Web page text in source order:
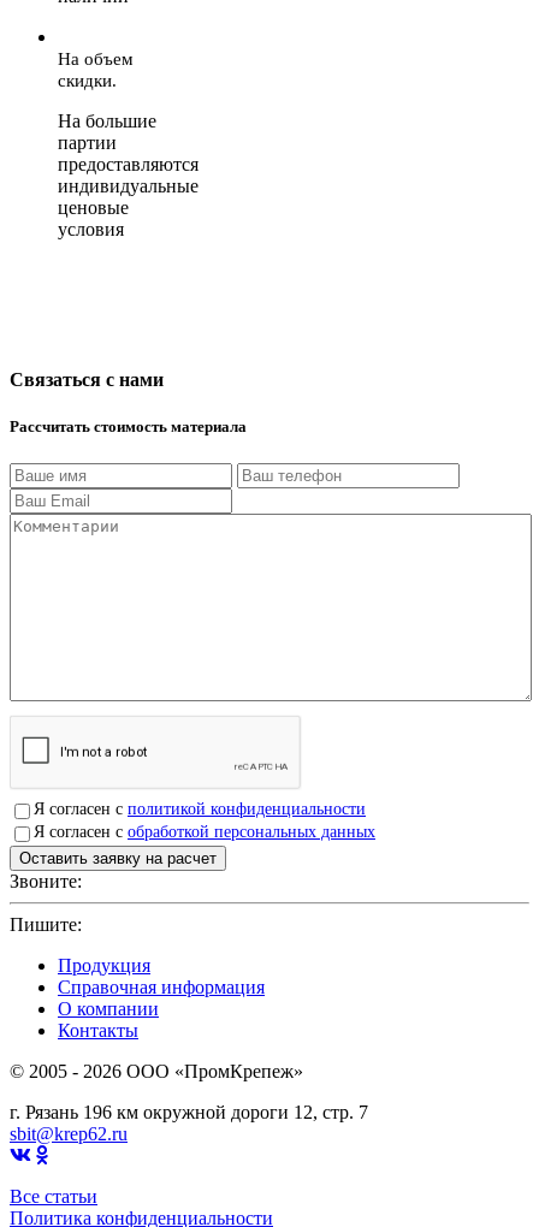
На объем
скидки.
На большие
партии
предоставляются
индивидуальные
ценовые
условия
Связаться с нами
Рассчитать стоимость материала
Я согласен с политикой конфиденциальности
Я согласен с обработкой персональных данных
Звоните:
Пишите:
Продукция
Справочная информация
О компании
Контакты
© 2005 - 2026 OOO «ПромКрепеж»
г. Рязань 196 км окружной дороги 12, стр. 7
sbit@krep62.ru
Все статьи
Политика конфиденциальности